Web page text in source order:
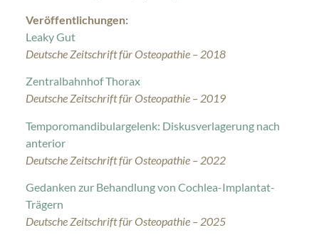
Veröffentlichungen:
Leaky Gut
Deutsche Zeitschrift für Osteopathie – 2018
Zentralbahnhof Thorax
Deutsche Zeitschrift für Osteopathie – 2019
Temporomandibulargelenk: Diskusverlagerung nach
anterior
Deutsche Zeitschrift für Osteopathie – 2022
Gedanken zur Behandlung von Cochlea-Implantat-
Trägern
Deutsche Zeitschrift für Osteopathie – 2025